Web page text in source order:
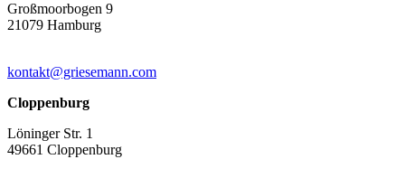
Großmoorbogen 9
21079 Hamburg
kontakt@griesemann.com
Cloppenburg
Löninger Str. 1
49661 Cloppenburg